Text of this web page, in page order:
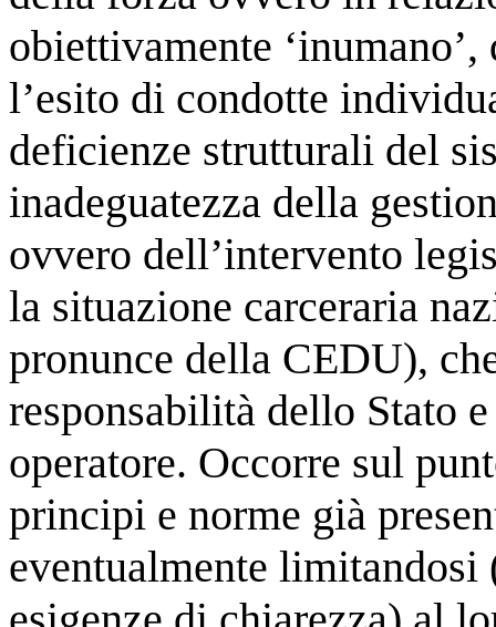
obiettivamente
l’esito di condotte
deficienze strutturali del
inadeguatezza della
ovvero dell’intervento
la situazione carceraria
pronunce della CEDU),
responsabilità dello Stato
operatore. Occorre sul
principi e norme già
eventualmente limitandosi